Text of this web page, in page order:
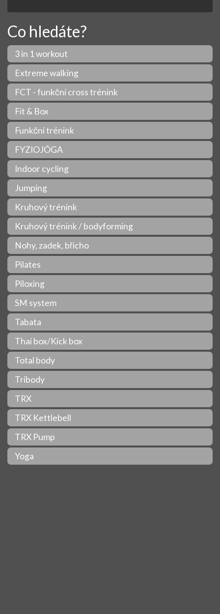
Co hledáte?
3 in 1 workout
Extreme walking
FCT - funkční cross trénink
Fit & Box
Funkční trénink
FYZIOJÓGA
Indoor cycling
Jumping
Kruhový trénink
Kruhový trénink / bodyforming
Nohy, zadek, břicho
Pilates
Piloxing
SM system
Tabata
Thai box/Kick box
Total body
Tribody
TRX
TRX Kettlebell
TRX Pump
Yoga